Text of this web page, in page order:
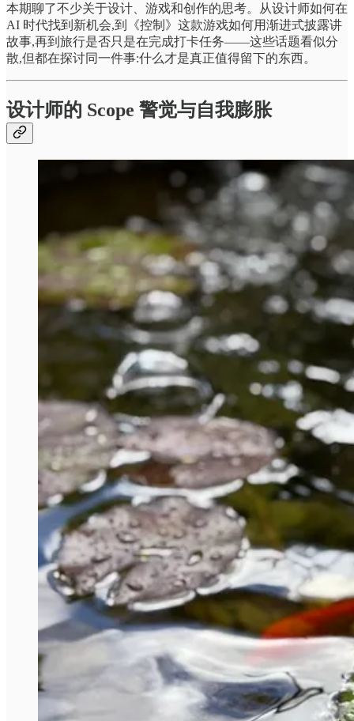
本期聊了不少关于设计、游戏和创作的思考。从设计师如何在
AI 时代找到新机会,到《控制》这款游戏如何用渐进式披露讲
故事,再到旅行是否只是在完成打卡任务——这些话题看似分
散,但都在探讨同一件事:什么才是真正值得留下的东西。
设计师的 Scope 警觉与自我膨胀